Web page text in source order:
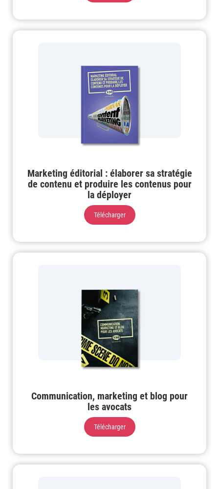
Marketing éditorial : élaborer sa stratégie
de contenu et produire les contenus pour
la déployer
Télécharger
Communication, marketing et blog pour
les avocats
Télécharger